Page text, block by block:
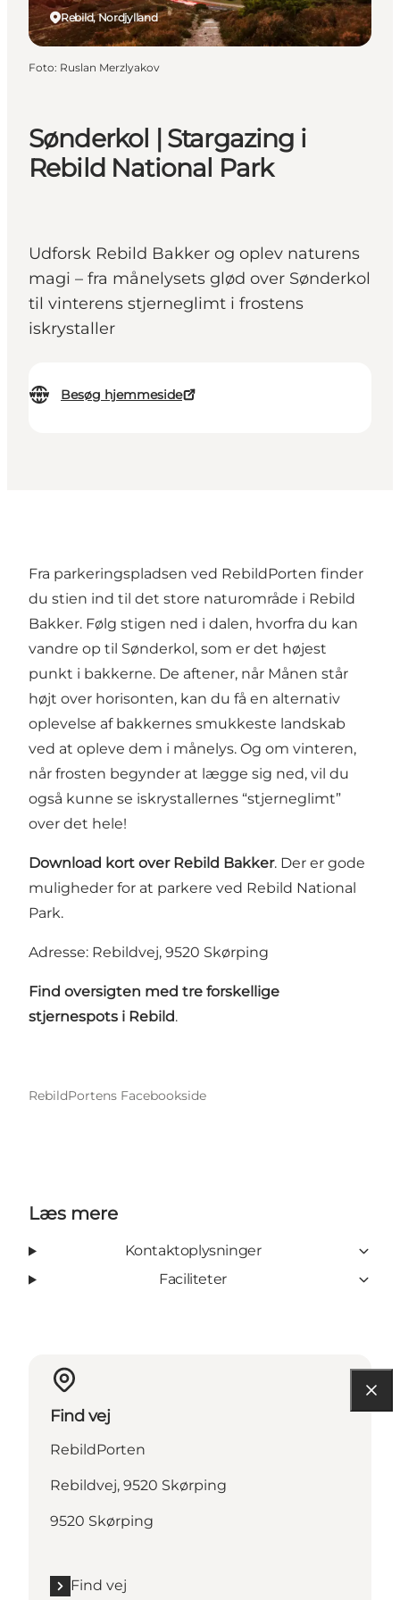
Sønderkol | Stargazing i
Rebild National Park
Udforsk Rebild Bakker og oplev naturens
magi – fra månelysets glød over Sønderkol
til vinterens stjerneglimt i frostens
iskrystaller
Besøg hjemmeside
Rebild, Nordjylland
Foto: Ruslan Merzlyakov
Fra parkeringspladsen ved RebildPorten finder
du stien ind til det store naturområde i Rebild
Bakker. Følg stigen ned i dalen, hvorfra du kan
vandre op til Sønderkol, som er det højest
punkt i bakkerne. De aftener, når Månen står
højt over horisonten, kan du få en alternativ
oplevelse af bakkernes smukkeste landskab
ved at opleve dem i månelys. Og om vinteren,
når frosten begynder at lægge sig ned, vil du
også kunne se iskrystallernes “stjerneglimt”
over det hele!
Download kort over Rebild Bakker. Der er gode
muligheder for at parkere ved Rebild National
Park.
Adresse: Rebildvej, 9520 Skørping
Find oversigten med tre forskellige
stjernespots i Rebild.
RebildPortens Facebookside
Læs mere
Kontaktoplysninger
Faciliteter
Find vej
RebildPorten
Rebildvej, 9520 Skørping
9520 Skørping
Find vej